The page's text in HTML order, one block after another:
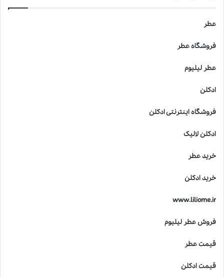
عطر
فروشگاه عطر
عطر لیلیوم
ادکلن
فروشگاه اینترنتی ادکلن
ادکلن لالیک
خرید عطر
خرید ادکلن
www.liliome.ir
فروش عطر لیلیوم
قیمت عطر
قیمت ادکلن